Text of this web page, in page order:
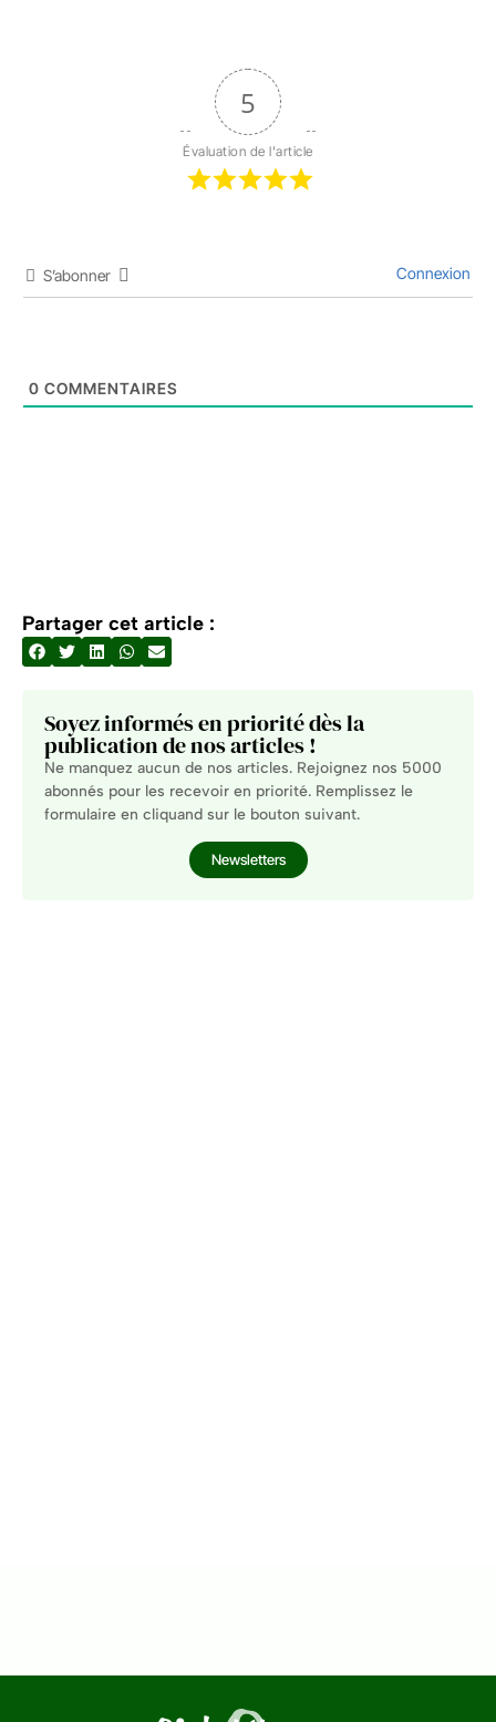
5
Évaluation de l'article
S’abonner Connexion
0 COMMENTAIRES
Partager cet article :
Soyez informés en priorité dès la
publication de nos articles !
Ne manquez aucun de nos articles. Rejoignez nos 5000
abonnés pour les recevoir en priorité. Remplissez le
formulaire en cliquand sur le bouton suivant.
Newsletters